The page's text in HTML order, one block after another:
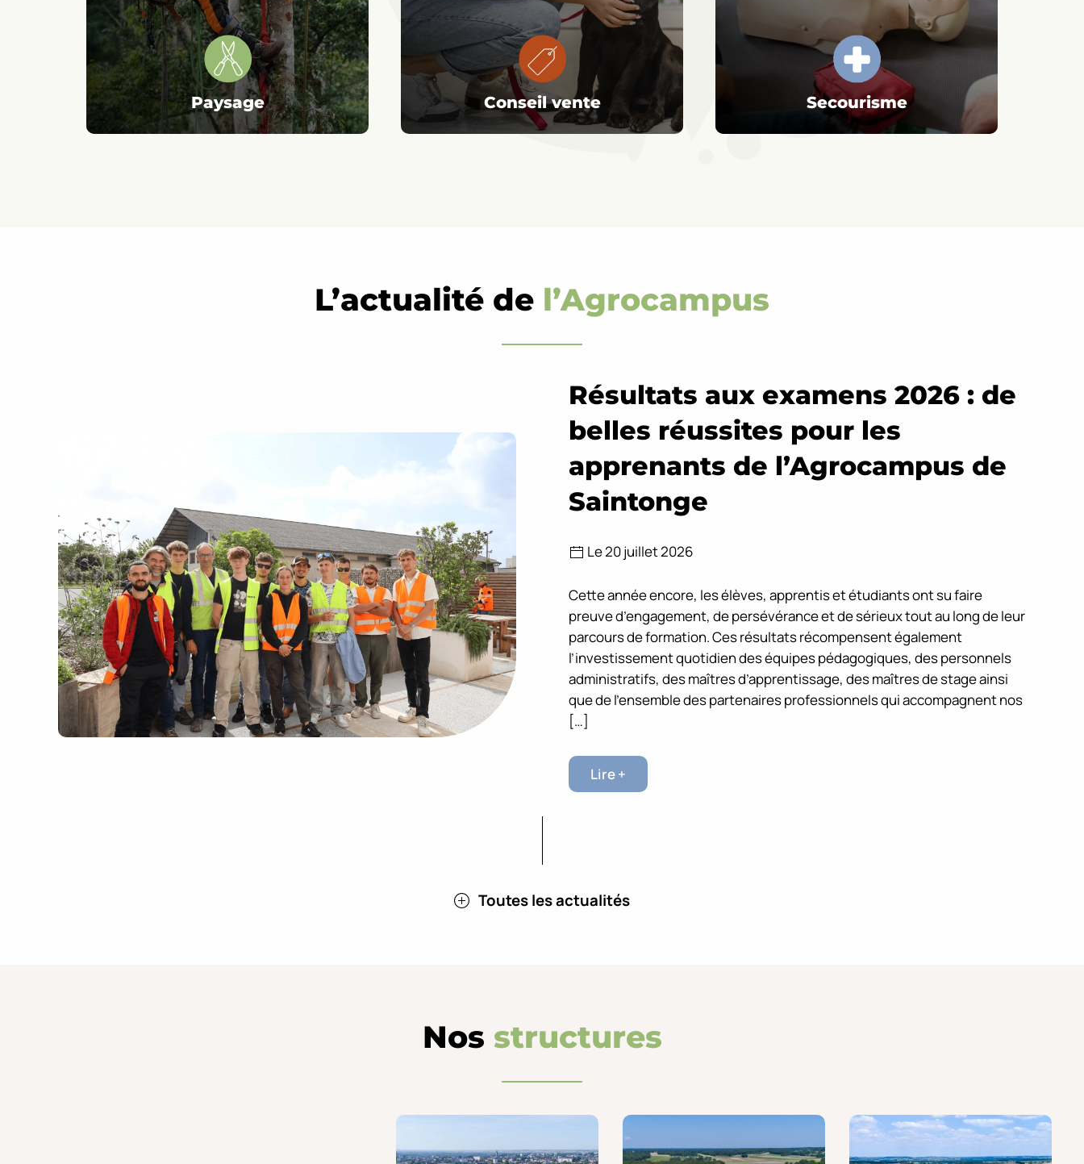
Paysage Conseil vente Secourisme
L’actualité de l’Agrocampus
Résultats aux examens 2026 : de
belles réussites pour les
apprenants de l’Agrocampus de
Saintonge
Le 20 juillet 2026
Cette année encore, les élèves, apprentis et étudiants ont su faire
preuve d’engagement, de persévérance et de sérieux tout au long de leur
parcours de formation. Ces résultats récompensent également
l’investissement quotidien des équipes pédagogiques, des personnels
administratifs, des maîtres d’apprentissage, des maîtres de stage ainsi
que de l’ensemble des partenaires professionnels qui accompagnent nos
[…]
Lire +
Toutes les actualités
Nos structures